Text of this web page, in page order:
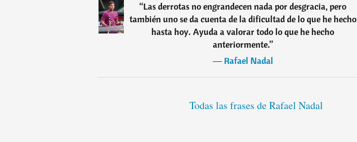
“Las derrotas no engrandecen nada por desgracia, pero
también uno se da cuenta de la dificultad de lo que he hecho
hasta hoy. Ayuda a valorar todo lo que he hecho
anteriormente.”
―Rafael Nadal
Todas las frases de Rafael Nadal